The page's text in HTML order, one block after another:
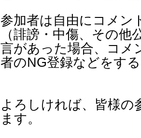
参加者は自由にコメン
（誹謗・中傷、その
言があった場合、コメ
者のNG登録などをす
よろしければ、皆様の
ます。